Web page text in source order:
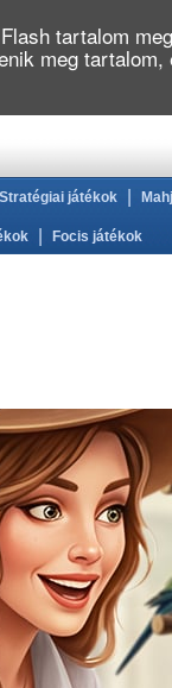
Stratégiai játékok
Focis játékok
tartalom
meg